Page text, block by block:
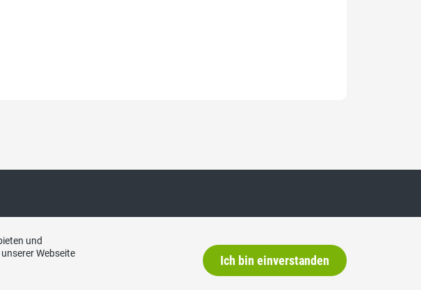
Media
und
Webseite
Ich bin einverstanden